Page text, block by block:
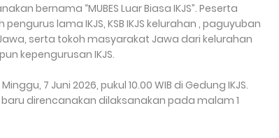
bernama “MUBES Luar Biasa IKJS”. Peserta
lama IKJS, KSB IKJS kelurahan , paguyuban
serta tokoh masyarakat Jawa dari kelurahan
kepengurusan IKJS.
7 Juni 2026, pukul 10.00 WIB di Gedung IKJS.
direncanakan dilaksanakan pada malam 1